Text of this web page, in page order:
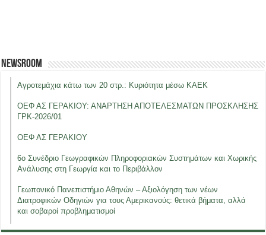
Newsroom
Αγροτεμάχια κάτω των 20 στρ.: Κυριότητα μέσω ΚΑΕΚ
ΟΕΦ ΑΣ ΓΕΡΑΚΙΟΥ: ΑΝΑΡΤΗΣΗ ΑΠΟΤΕΛΕΣΜΑΤΩΝ ΠΡΟΣΚΛΗΣΗΣ
ΓΡΚ-2026/01
ΟΕΦ ΑΣ ΓΕΡΑΚΙΟΥ
6ο Συνέδριο Γεωγραφικών Πληροφοριακών Συστημάτων και Χωρικής
Ανάλυσης στη Γεωργία και το Περιβάλλον
Γεωπονικό Πανεπιστήμιο Αθηνών – Αξιολόγηση των νέων
Διατροφικών Οδηγιών για τους Αμερικανούς: θετικά βήματα, αλλά
και σοβαροί προβληματισμοί